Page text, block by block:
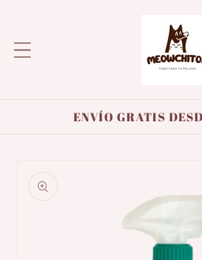
ENVÍO GRATIS
información